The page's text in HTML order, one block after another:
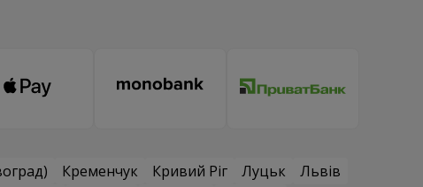
Кременчук Кривий Ріг Луцьк
Львів